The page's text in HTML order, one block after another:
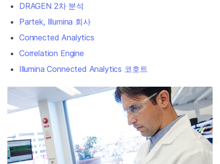
DRAGEN 2차 분석
Partek, Illumina 회사
Connected Analytics
Correlation Engine
Illumina Connected Analytics 코호트